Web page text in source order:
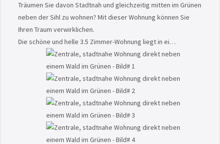
Träumen Sie davon Stadtnah und gleichzeitig mitten im Grünen
neben der Sihl zu wohnen? Mit dieser Wohnung können Sie
Ihren Traum verwirklichen.
Die schöne und helle 3.5 Zimmer-Wohnung liegt in ei…